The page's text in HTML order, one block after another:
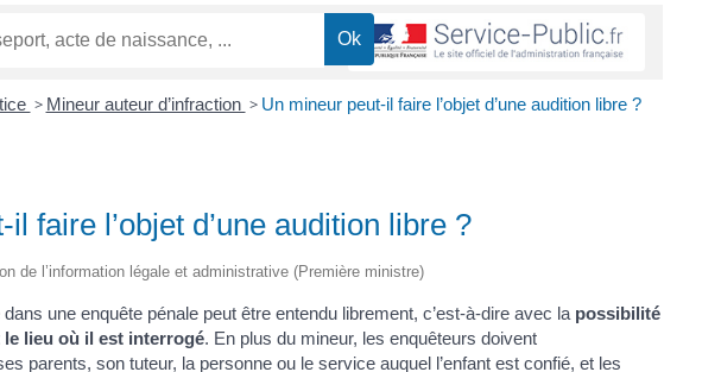
> Mineur auteur d’infraction > Un mineur peut-il faire l’objet d’une audition libre ?
faire l’objet d’une audition libre ?
de l’information légale et administrative (Première ministre)
une enquête pénale peut être entendu librement, c’est-à-dire avec la possibilité
lieu où il est interrogé. En plus du mineur, les enquêteurs doivent
parents, son tuteur, la personne ou le service auquel l’enfant est confié, et les